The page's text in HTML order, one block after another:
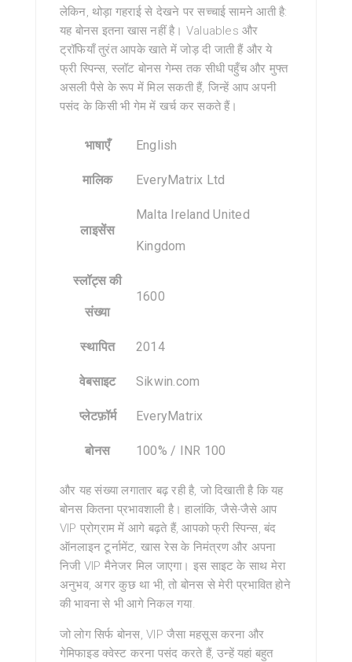
लेकिन, थोड़ा गहराई से देखने पर सच्चाई सामने आती है:
यह बोनस इतना खास नहीं है। Valuables और
ट्रॉफियाँ तुरंत आपके खाते में जोड़ दी जाती हैं और ये
फ्री स्पिन्स, स्लॉट बोनस गेम्स तक सीधी पहुँच और मुफ्त
असली पैसे के रूप में मिल सकती हैं, जिन्हें आप अपनी
पसंद के किसी भी गेम में खर्च कर सकते हैं।
भाषाएँ English
मालिक EveryMatrix Ltd
लाइसेंस
Malta Ireland United
Kingdom
स्लॉट्स की
संख्या
1600
स्थापित 2014
वेबसाइट Sikwin.com
प्लेटफ़ॉर्म EveryMatrix
बोनस 100% / INR 100
और यह संख्या लगातार बढ़ रही है, जो दिखाती है कि यह
बोनस कितना प्रभावशाली है। हालांकि, जैसे-जैसे आप
VIP प्रोग्राम में आगे बढ़ते हैं, आपको फ्री स्पिन्स, बंद
ऑनलाइन टूर्नामेंट, खास रेस के निमंत्रण और अपना
निजी VIP मैनेजर मिल जाएगा। इस साइट के साथ मेरा
अनुभव, अगर कुछ था भी, तो बोनस से मेरी प्रभावित होने
की भावना से भी आगे निकल गया.
जो लोग सिर्फ बोनस, VIP जैसा महसूस करना और
गेमिफाइड क्वेस्ट करना पसंद करते हैं, उन्हें यहां बहुत